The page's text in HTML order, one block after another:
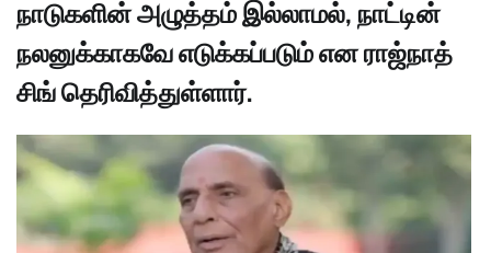
நாடுகளின் அழுத்தம் இல்லாமல், நாட்டின்
நலனுக்காகவே எடுக்கப்படும் என ராஜ்நாத்
சிங் தெரிவித்துள்ளார்.